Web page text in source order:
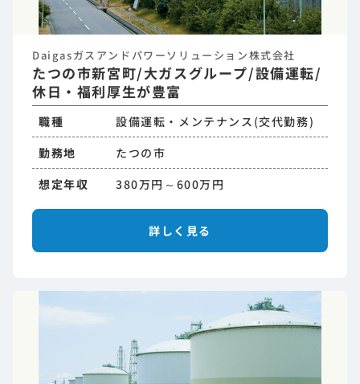
Daigasガスアンドパワーソリューション株式会社
たつの市新宮町/大ガスグループ/設備運転/
休日・福利厚生が豊富
職種
設備運転・メンテナンス(交代勤務)
勤務地
たつの市
想定年収
380万円～600万円
詳しく見る